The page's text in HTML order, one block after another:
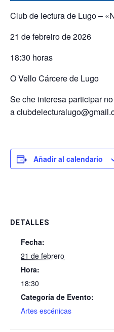
Club de lectura de Lugo –
21 de febreiro de 2026
18:30 horas
O Vello Cárcere de Lugo
Se che interesa participar
a
Añadir al calendario
DETALLES
Fecha:
21 de febrero
Hora:
18:30
Categoría de Evento:
Artes escénicas